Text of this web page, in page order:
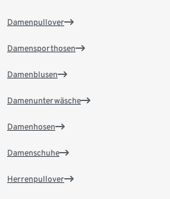
Damenpullover
Damensporthosen
Damenblusen
Damenunterwäsche
Damenhosen
Damenschuhe
Herrenpullover